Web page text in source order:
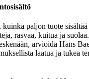
paljon tuote
rasvaa, kuitua ja
arvioida Hans
laatua ja tukea